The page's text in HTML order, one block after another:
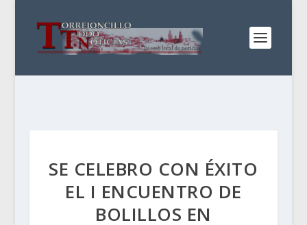
SE CELEBRO CON ÉXITO
EL I ENCUENTRO DE
BOLILLOS EN